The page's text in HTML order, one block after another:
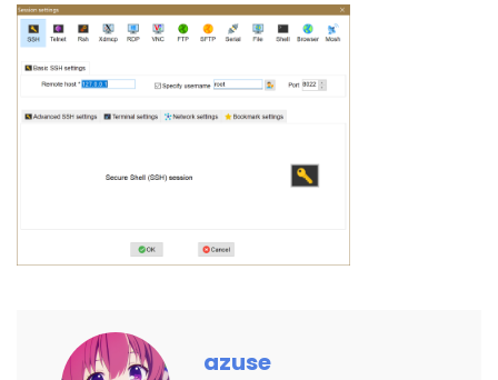
azuse